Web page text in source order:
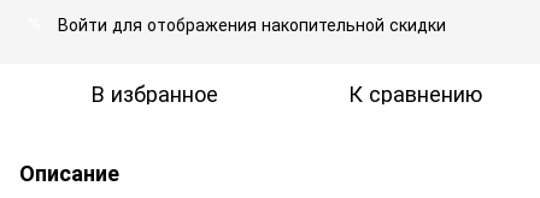
Войти для отображения накопительной скидки
В избранное К сравнению
Описание